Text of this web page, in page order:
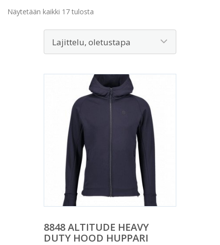
Näytetään kaikki 17 tulosta
8848 ALTITUDE HEAVY
DUTY HOOD HUPPARI